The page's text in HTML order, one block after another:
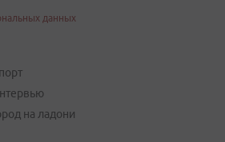
данных
на ладони